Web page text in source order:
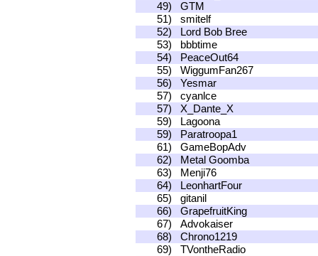
49)
GTM
51)
smitelf
52)
Lord Bob Bree
53)
bbbtime
54)
PeaceOut64
55)
WiggumFan267
56)
Yesmar
57)
cyanlce
57)
X_Dante_X
59)
Lagoona
59)
Paratroopa1
61)
GameBopAdv
62)
Metal Goomba
63)
Menji76
64)
LeonhartFour
65)
gitanil
66)
GrapefruitKing
67)
Advokaiser
68)
Chrono1219
69)
TVontheRadio